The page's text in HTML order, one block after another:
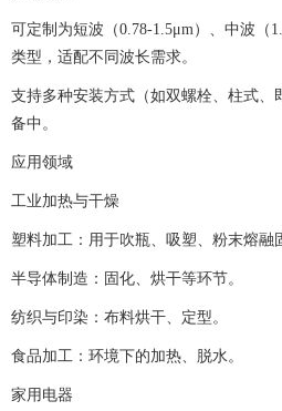
可定制为短波（0.78-1.5μm）、中波（
类型，适配不同波长需求。
支持多种安装方式（如双螺栓、柱式、
备中。
应用领域
工业加热与干燥
塑料加工：用于吹瓶、吸塑、粉末熔融
半导体制造：固化、烘干等环节。
纺织与印染：布料烘干、定型。
食品加工：环境下的加热、脱水。
家用电器